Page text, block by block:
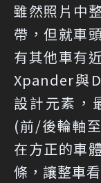
雖然照片中
帶，但就車
有其他車有
Xpander與
設計元素，
(前/後輪軸
在方正的車
條，讓整車